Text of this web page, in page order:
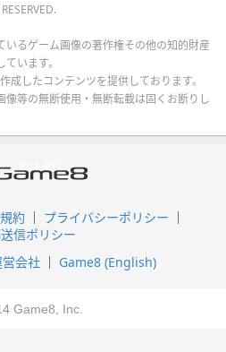
いるゲーム画像の著作権その他の知的財産
います。
成したコンテンツを提供しております。
等の無断使用・無断転載は固くお断りし
約
プライバシーポリシー
信ポリシー
会社 Game8 (English)
Game8, Inc.